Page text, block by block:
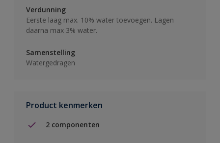
Verdunning
Eerste laag max. 10% water toevoegen. Lagen
daarna max 3% water.
Samenstelling
Watergedragen
Product kenmerken
2 componenten